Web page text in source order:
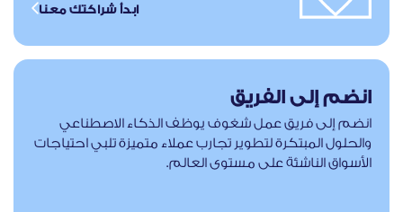
ابدأ شراكتك معنا
انضم إلى الفريق
انضم إلى فريق عمل شغوف يوظف الذكاء الاصطناعي
والحلول المبتكرة لتطوير تجارب عملاء متميزة تلبي احتياجات
الأسواق الناشئة على مستوى العالم.